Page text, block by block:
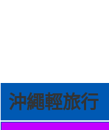
沖繩輕旅行